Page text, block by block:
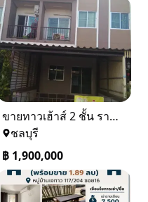
ขายทาวเฮ้าส์ 2 ชั้น ราคา 1.9 ล้านบาท ที่อยู่ ศรีราชา ชลบุรี
ชลบุรี
฿ 1,900,000